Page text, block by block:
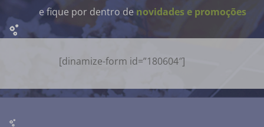
e fique por dentro de novidades e promoções
[dinamize-form id=”180604″]